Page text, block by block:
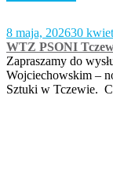
8 maja, 202630
WTZ PSONI
Zapraszamy do
Wojciechowskim –
Sztuki w Tczewie.